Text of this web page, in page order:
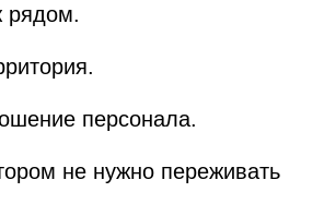
рядом.
персонала.
не нужно переживать